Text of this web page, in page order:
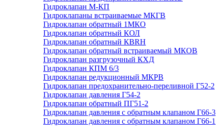
Гидроклапан М-КП
Гидроклапаны встраиваемые МКГВ
Гидроклапан обратный 1МКО
Гидроклапан обратный КОЛ
Гидроклапан обратный КВRН
Гидроклапан обратный встраиваемый МКОВ
Гидроклапан разгрузочный КХД
Гидроклапан КПМ 6/3
Гидроклапан редукционный МКРВ
Гидроклапан предохранительно-переливной Г52-2
Гидроклапан давления Г54-2
Гидроклапан обратный ПГ51-2
Гидроклапан давления с обратным клапаном Г66-3
Гидроклапан давления с обратным клапаном Г66-1